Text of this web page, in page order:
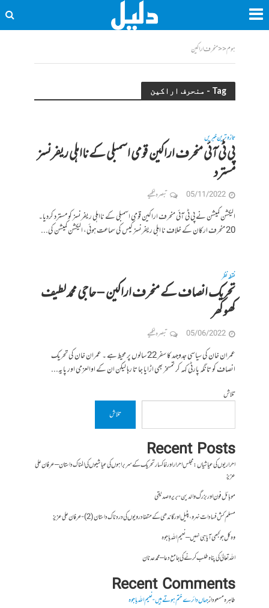
ہوم<<منحرف اراکین
Tag - منحرف اراکین
تازہ ترین خبریں
پی ٹی آئی منحرف اراکین قومی اسمبلی کے نااہلی ریفرنسز
مسترد
05/11/2022 تبصرہ لکھیے
الیکشن کمیشن نے پی ٹی آئی منحرف اراکین قومی اسمبلی کے نااہلی ریفرنسز کو مسترد کردیا۔
20 منحرف ارکان کے خلاف نا اہلی ریفرنسز کیس کی سماعت ہوئی، الیکشن کمیشن کی...
نقطہ نظر
تحریک انصاف کے منحرف اراکین – حاجی محمد لطیف
کھوکھر
05/06/2022 تبصرہ لکھیے
عمران خان کی سیاسی جدوجہد کا سفر 22 سالوں پر محیط ہے ۔ عمران خان کی تحریک
انصاف کو تانگہ پارٹی کہہ کر تمسخر بھی اڑایا جا تا رہا لیکن ان کے اوالعزمی اور پایہ...
تلاش
تلاش
Recent Posts
احراریوں کی عیاشیاں : مجلس احرار اور خاکسار تحریک کے سربراہوں کی عیاشیوں کی المناک داستان – عرفان علی
عزیز
موبائل فون اور بزرگ والدین- بریرہ صدیقی
مسلم کش فسادات نہرو، پٹیل اور گاندھی کے متضاد رویوں کی درد ناک داستان (2)- عرفان علی عزیز
وہ کل جو کبھی آیا ہی نہیں – نعیم اللہ باجوہ
اللہ تعالیٰ کی پناہ طلب کرنے کی جامع دعا – محمد عدنان
Recent Comments
طاہرہ مسعودازجہاں دائرے ختم ہوتے ہیں- نعیم اللہ باجوہ